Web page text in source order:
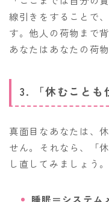
線引きをすることで
す。他人の荷物まで
あなたはあなたの荷
3. 「休むことも
真面目なあなたは、
せん。それなら、「
し直してみましょう。
睡眠＝システム